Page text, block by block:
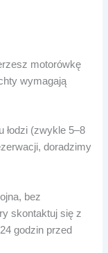
motorówkę
wymagają
łodzi (zwykle 5–8
doradzimy
bez
skontaktuj się z
godzin przed